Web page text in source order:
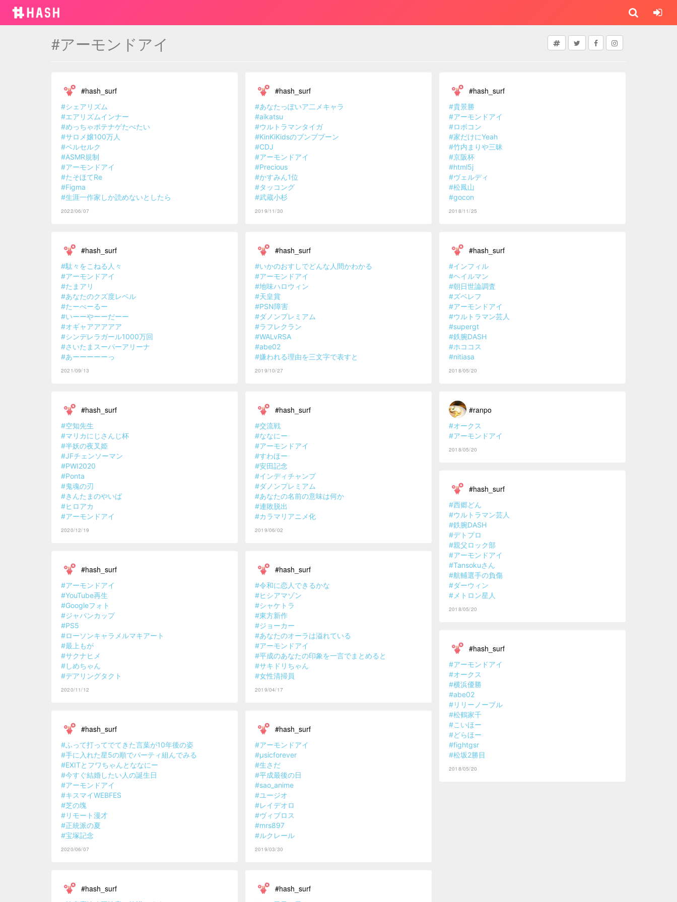
#アーモンドアイ
#hash_surf
#シェアリズム
#エアリズムインナー
#めっちゃポテナゲたべたい
#サロメ嬢100万人
#ベルセルク
#ASMR規制
#アーモンドアイ
#たそほてRe
#Figma
#生涯一作家しか読めないとしたら
2022/06/07
#hash_surf
#駄々をこねる人々
#アーモンドアイ
#たまアリ
#あなたのクズ度レベル
#たーべーるー
#いーーやーーだーー
#オギャアアアアア
#シンデレラガール1000万回
#さいたまスーパーアリーナ
#あーーーーーっ
2021/09/13
#hash_surf
#空知先生
#マリカにじさんじ杯
#半妖の夜叉姫
#JFチェンソーマン
#PWI2020
#Ponta
#鬼魂の刃
#きんたまのやいば
#ヒロアカ
#アーモンドアイ
2020/12/19
#hash_surf
#アーモンドアイ
#YouTube再生
#Googleフォト
#ジャパンカップ
#PS5
#ローソンキャラメルマキアート
#最上もが
#サクナヒメ
#しめちゃん
#デアリングタクト
2020/11/12
#hash_surf
#ふって打ってでてきた言葉が10年後の姿
#手に入れた星5の順でパーティ組んでみる
#EXITとフワちゃんとななにー
#今すぐ結婚したい人の誕生日
#アーモンドアイ
#キスマイWEBFES
#芝の塊
#リモート漫才
#正統派の夏
#宝塚記念
2020/06/07
#hash_surf
#hash_surf
#あなたっぽいア二メキャラ
#aikatsu
#ウルトラマンタイガ
#KinKiKidsのブンブブーン
#CDJ
#アーモンドアイ
#Precious
#かすみん1位
#タッコング
#武蔵小杉
2019/11/30
#hash_surf
#いかのおすしでどんな人間かわかる
#アーモンドアイ
#地味ハロウィン
#天皇賞
#PSN障害
#ダノンプレミアム
#ラフレクラン
#WALvRSA
#abe02
#嫌われる理由を三文字で表すと
2019/10/27
#hash_surf
#交流戦
#ななにー
#アーモンドアイ
#すわほー
#安田記念
#インディチャンプ
#ダノンプレミアム
#あなたの名前の意味は何か
#連敗脱出
#カラマリアニメ化
2019/06/02
#hash_surf
#令和に恋人できるかな
#ヒシアマゾン
#シャケトラ
#東方新作
#ジョーカー
#あなたのオーラは溢れている
#アーモンドアイ
#平成のあなたの印象を一言でまとめると
#サキドリちゃん
#女性清掃員
2019/04/17
#hash_surf
#アーモンドアイ
#μsicforever
#生さだ
#平成最後の日
#sao_anime
#ユージオ
#レイデオロ
#ヴィブロス
#mrs897
#ルクレール
2019/03/30
#hash_surf
#hash_surf
#貴景勝
#アーモンドアイ
#ロボコン
#家だけにYeah
#竹内まりや三昧
#京阪杯
#html5j
#ヴェルディ
#松鳳山
#gocon
2018/11/25
#hash_surf
#インフィル
#ヘイルマン
#朝日世論調査
#ズベレフ
#アーモンドアイ
#ウルトラマン芸人
#supergt
#鉄腕DASH
#ホココス
#nitiasa
2018/05/20
#ranpo
#オークス
#アーモンドアイ
2018/05/20
#hash_surf
#西郷どん
#ウルトラマン芸人
#鉄腕DASH
#デトプロ
#親父ロック部
#アーモンドアイ
#Tansokuさん
#航輔選手の負傷
#ダーウィン
#メトロン星人
2018/05/20
#hash_surf
#アーモンドアイ
#オークス
#横浜優勝
#abe02
#リリーノーブル
#松鶴家千
#こいほー
#どらほー
#fightgsr
#松坂2勝目
2018/05/20